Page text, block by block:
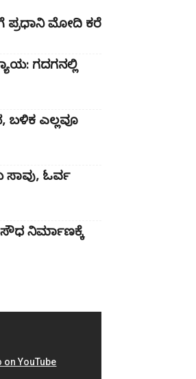
ಪ್ರಧಾನಿ ಮೋದಿ ಕರೆ
ಗದಗನಲ್ಲಿ
ಬಳಿಕ ಎಲ್ಲವೂ
ಸಾವು, ಓರ್ವ
ನಿರ್ಮಾಣಕ್ಕೆ